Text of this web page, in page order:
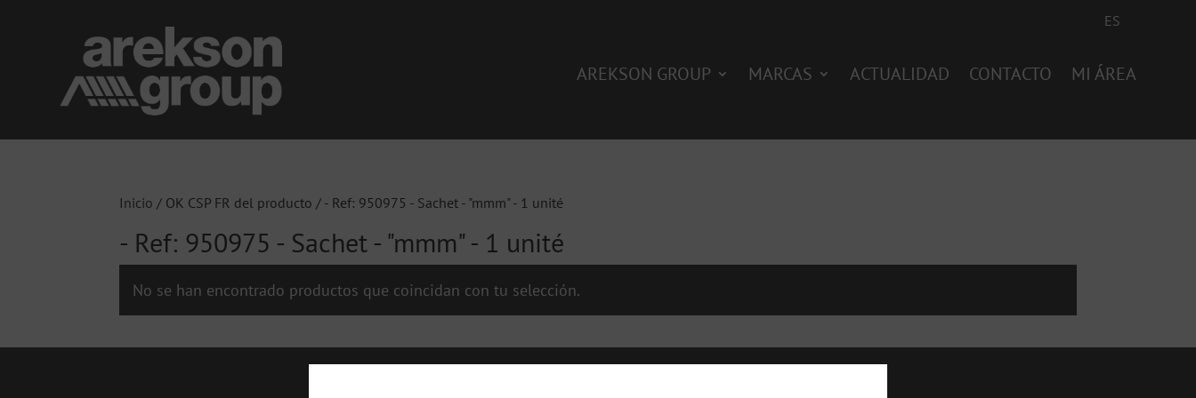
ES
AREKSON GROUP MARCAS ACTUALIDAD CONTACTO MI ÁREA
Inicio / OK CSP FR del producto / - Ref: 950975 - Sachet - "mmm" - 1 unité
- Ref: 950975 - Sachet - "mmm" - 1 unité
No se han encontrado productos que coincidan con tu selección.